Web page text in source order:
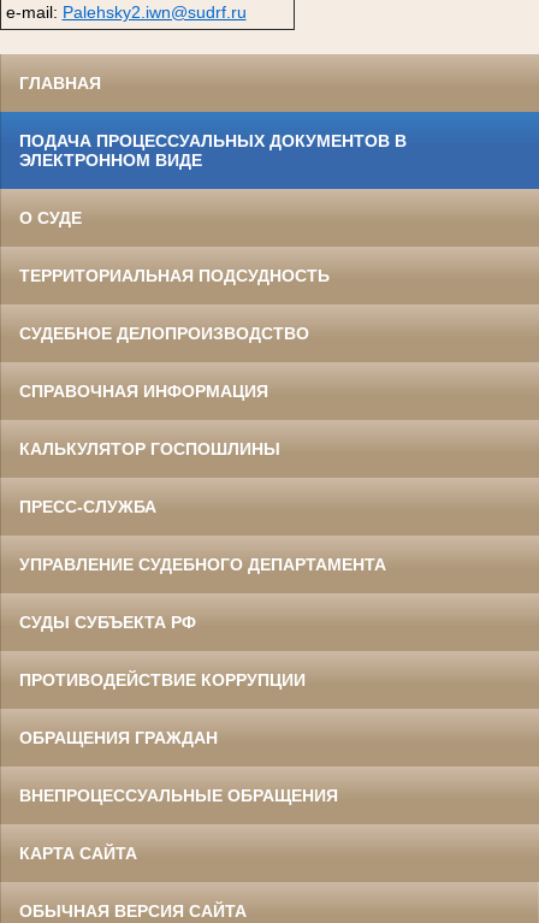
e-mail: Palehsky2.iwn@sudrf.ru
ГЛАВНАЯ
ПОДАЧА ПРОЦЕССУАЛЬНЫХ ДОКУМЕНТОВ В
ЭЛЕКТРОННОМ ВИДЕ
О СУДЕ
ТЕРРИТОРИАЛЬНАЯ ПОДСУДНОСТЬ
СУДЕБНОЕ ДЕЛОПРОИЗВОДСТВО
СПРАВОЧНАЯ ИНФОРМАЦИЯ
КАЛЬКУЛЯТОР ГОСПОШЛИНЫ
ПРЕСС-СЛУЖБА
УПРАВЛЕНИЕ СУДЕБНОГО ДЕПАРТАМЕНТА
СУДЫ СУБЪЕКТА РФ
ПРОТИВОДЕЙСТВИЕ КОРРУПЦИИ
ОБРАЩЕНИЯ ГРАЖДАН
ВНЕПРОЦЕССУАЛЬНЫЕ ОБРАЩЕНИЯ
КАРТА САЙТА
ОБЫЧНАЯ ВЕРСИЯ САЙТА